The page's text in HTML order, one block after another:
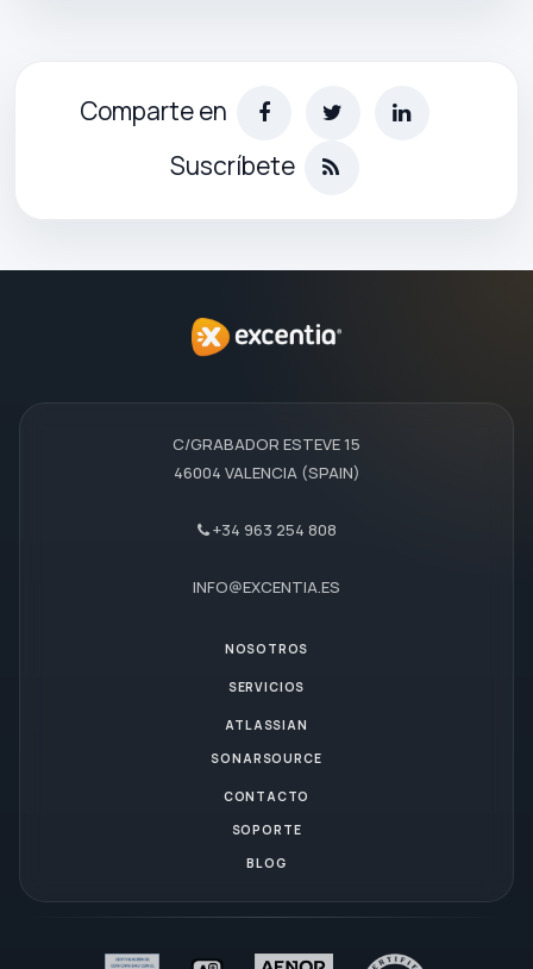
Comparte en
Suscríbete
C/GRABADOR ESTEVE 15
46004 VALENCIA (SPAIN)
+34 963 254 808
INFO@EXCENTIA.ES
NOSOTROS
SERVICIOS
ATLASSIAN
SONARSOURCE
CONTACTO
SOPORTE
BLOG